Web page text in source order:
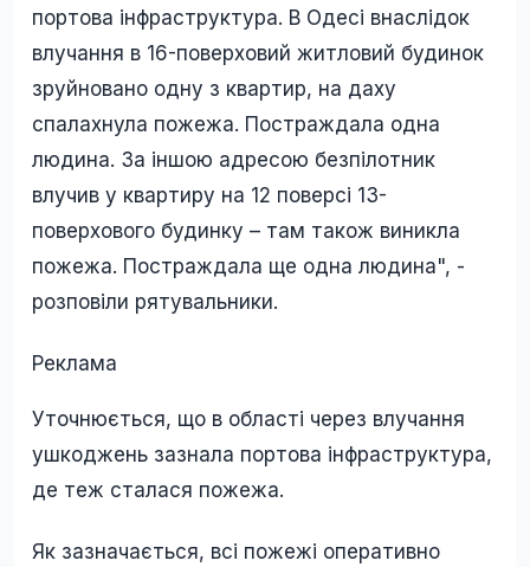
портова інфраструктура. В Одесі внаслідок
влучання в 16-поверховий житловий будинок
зруйновано одну з квартир, на даху
спалахнула пожежа. Постраждала одна
людина. За іншою адресою безпілотник
влучив у квартиру на 12 поверсі 13-
поверхового будинку – там також виникла
пожежа. Постраждала ще одна людина", -
розповіли рятувальники.
Реклама
Уточнюється, що в області через влучання
ушкоджень зазнала портова інфраструктура,
де теж сталася пожежа.
Як зазначається, всі пожежі оперативно